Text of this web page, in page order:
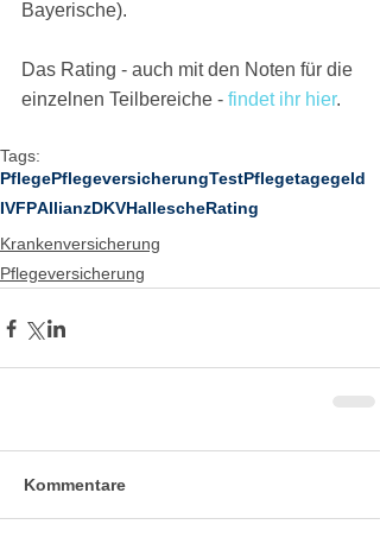
Bayerische).
Das Rating - auch mit den Noten für die
einzelnen Teilbereiche - findet ihr hier.
Tags:
PflegePflegeversicherungTestPflegetagegeld
IVFPAllianzDKVHallescheRating
Krankenversicherung
Pflegeversicherung
Kommentare